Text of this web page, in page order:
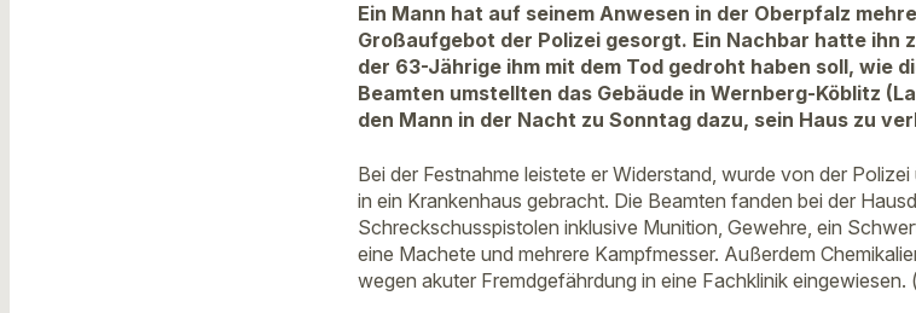
Ein Mann hat auf seinem Anwesen in der Oberpfalz
Großaufgebot der Polizei gesorgt. Ein Nachbar hatte
der 63-Jährige ihm mit dem Tod gedroht haben soll, wie
Beamten umstellten das Gebäude in Wernberg-Köblitz
den Mann in der Nacht zu Sonntag dazu, sein Haus zu
Bei der Festnahme leistete er Widerstand, wurde von der
in ein Krankenhaus gebracht. Die Beamten fanden bei der
Schreckschusspistolen inklusive Munition, Gewehre, ein
eine Machete und mehrere Kampfmesser. Außerdem
wegen akuter Fremdgefährdung in eine Fachklinik eingewiesen.